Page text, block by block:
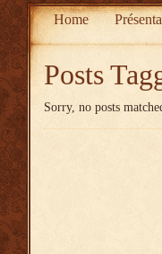
Home
Posts
Sorry, no posts